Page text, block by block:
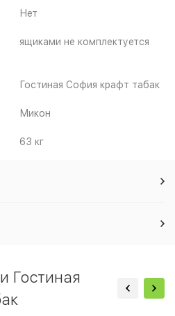
Нет
ящиками не комплектуется
Гостиная София крафт табак
Микон
63 кг
Гостиная